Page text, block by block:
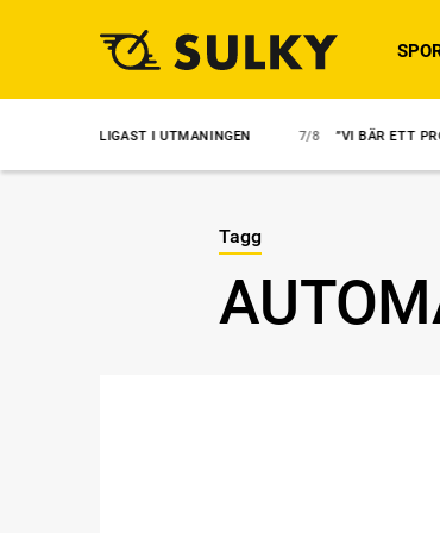
I UTMANINGEN 7/8 ”VI BÄR ETT
Tagg